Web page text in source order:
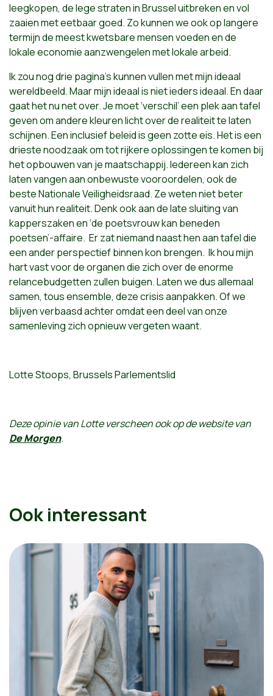
leegkopen, de lege straten in Brussel uitbreken en vol
zaaien met eetbaar goed. Zo kunnen we ook op langere
termijn de meest kwetsbare mensen voeden en de
lokale economie aanzwengelen met lokale arbeid.
Ik zou nog drie pagina’s kunnen vullen met mijn ideaal
wereldbeeld. Maar mijn ideaal is niet ieders ideaal. En daar
gaat het nu net over. Je moet ‘verschil’ een plek aan tafel
geven om andere kleuren licht over de realiteit te laten
schijnen. Een inclusief beleid is geen zotte eis. Het is een
drieste noodzaak om tot rijkere oplossingen te komen bij
het opbouwen van je maatschappij. Iedereen kan zich
laten vangen aan onbewuste vooroordelen, ook de
beste Nationale Veiligheidsraad. Ze weten niet beter
vanuit hun realiteit. Denk ook aan de late sluiting van
kapperszaken en ‘de poetsvrouw kan beneden
poetsen’-affaire. Er zat niemand naast hen aan tafel die
een ander perspectief binnen kon brengen. Ik hou mijn
hart vast voor de organen die zich over de enorme
relancebudgetten zullen buigen. Laten we dus allemaal
samen, tous ensemble, deze crisis aanpakken. Of we
blijven verbaasd achter omdat een deel van onze
samenleving zich opnieuw vergeten waant.
Lotte Stoops, Brussels Parlementslid
Deze opinie van Lotte verscheen ook op de website van
De Morgen.
Ook interessant